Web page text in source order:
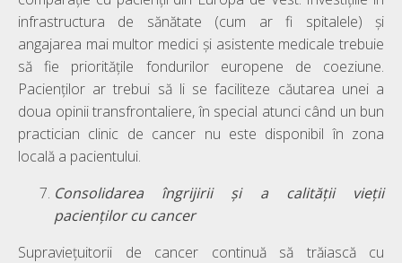
infrastructura de sănătate (cum ar fi spitalele) și
angajarea mai multor medici și asistente medicale trebuie
să fie prioritățile fondurilor europene de coeziune.
Pacienților ar trebui să li se faciliteze căutarea unei a
doua opinii transfrontaliere, în special atunci când un bun
practician clinic de cancer nu este disponibil în zona
locală a pacientului.
Consolidarea îngrijirii și a calității vieții
pacienților cu cancer
Supraviețuitorii de cancer continuă să trăiască cu